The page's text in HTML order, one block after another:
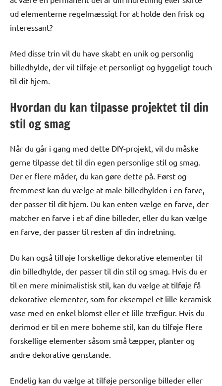
ud elementerne regelmæssigt for at holde den frisk og
interessant?
Med disse trin vil du have skabt en unik og personlig
billedhylde, der vil tilføje et personligt og hyggeligt touch
til dit hjem.
Hvordan du kan tilpasse projektet til din
stil og smag
Når du går i gang med dette DIY-projekt, vil du måske
gerne tilpasse det til din egen personlige stil og smag.
Der er flere måder, du kan gøre dette på. Først og
fremmest kan du vælge at male billedhylden i en farve,
der passer til dit hjem. Du kan enten vælge en farve, der
matcher en farve i et af dine billeder, eller du kan vælge
en farve, der passer til resten af din indretning.
Du kan også tilføje forskellige dekorative elementer til
din billedhylde, der passer til din stil og smag. Hvis du er
til en mere minimalistisk stil, kan du vælge at tilføje få
dekorative elementer, som for eksempel et lille keramisk
vase med en enkel blomst eller et lille træfigur. Hvis du
derimod er til en mere boheme stil, kan du tilføje flere
forskellige elementer såsom små tæpper, planter og
andre dekorative genstande.
Endelig kan du vælge at tilføje personlige billeder eller